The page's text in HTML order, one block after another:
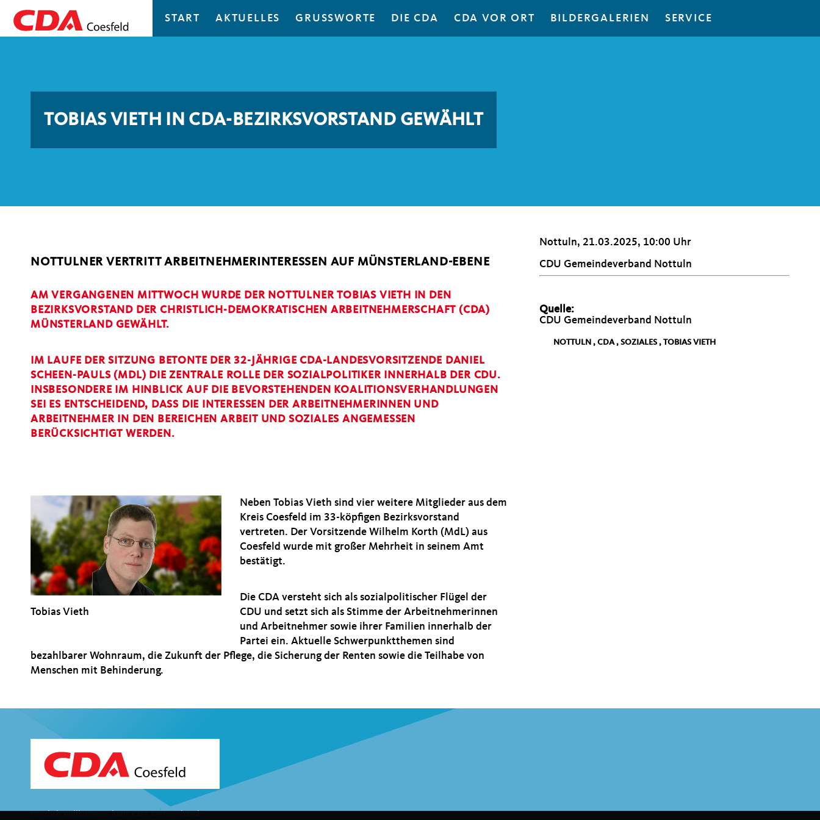
START AKTUELLES GRUSSWORTE DIE CDA CDA VOR ORT BILDERGALERIEN SERVICE
TOBIAS VIETH IN CDA-BEZIRKSVORSTAND GEWÄHLT
NOTTULNER VERTRITT ARBEITNEHMERINTERESSEN AUF MÜNSTERLAND-EBENE
AM VERGANGENEN MITTWOCH WURDE DER NOTTULNER TOBIAS VIETH IN DEN
BEZIRKSVORSTAND DER CHRISTLICH-DEMOKRATISCHEN ARBEITNEHMERSCHAFT (CDA)
MÜNSTERLAND GEWÄHLT.
IM LAUFE DER SITZUNG BETONTE DER 32-JÄHRIGE CDA-LANDESVORSITZENDE DANIEL
SCHEEN-PAULS (MDL) DIE ZENTRALE ROLLE DER SOZIALPOLITIKER INNERHALB DER CDU.
INSBESONDERE IM HINBLICK AUF DIE BEVORSTEHENDEN KOALITIONSVERHANDLUNGEN
SEI ES ENTSCHEIDEND, DASS DIE INTERESSEN DER ARBEITNEHMERINNEN UND
ARBEITNEHMER IN DEN BEREICHEN ARBEIT UND SOZIALES ANGEMESSEN
BERÜCKSICHTIGT WERDEN.
Tobias Vieth
Neben Tobias Vieth sind vier weitere Mitglieder aus dem
Kreis Coesfeld im 33-köpfigen Bezirksvorstand
vertreten. Der Vorsitzende Wilhelm Korth (MdL) aus
Coesfeld wurde mit großer Mehrheit in seinem Amt
bestätigt.
Die CDA versteht sich als sozialpolitischer Flügel der
CDU und setzt sich als Stimme der Arbeitnehmerinnen
und Arbeitnehmer sowie ihrer Familien innerhalb der
Partei ein. Aktuelle Schwerpunktthemen sind
bezahlbarer Wohnraum, die Zukunft der Pflege, die Sicherung der Renten sowie die Teilhabe von
Menschen mit Behinderung.
Nottuln, 21.03.2025, 10:00 Uhr
CDU Gemeindeverband Nottuln
Quelle:
CDU Gemeindeverband Nottuln
NOTTULN ,CDA,SOZIALES ,TOBIAS VIETH